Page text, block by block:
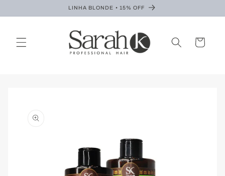
LINHA BLONDE • 15% OFF
Carrinho
informações